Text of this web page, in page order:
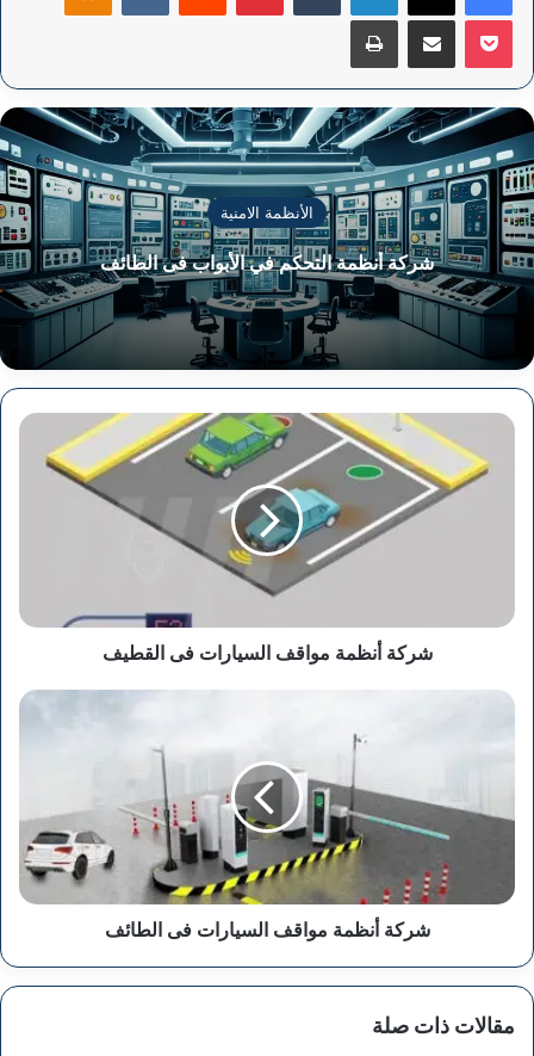
‫Pocket مشاركة عبر البريد طباعة
الأنظمة الامنية
شركة أنظمة التحكم في الأبواب فى الطائف
شركة
مواقف
السيارات
شركة أنظمة مواقف السيارات فى القطيف
شركة
الطائف
شركة أنظمة مواقف السيارات فى الطائف
مقالات ذات صلة